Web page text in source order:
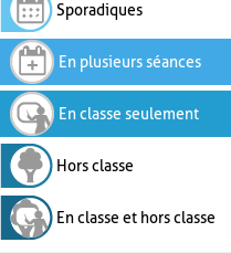
Sporadiques
En plusieurs séances
En classe seulement
Hors classe
En classe et hors classe